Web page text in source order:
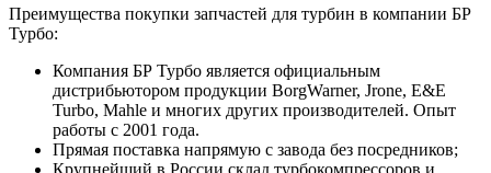
Преимущества покупки запчастей для турбин в компании БР
Турбо:
Компания БР Турбо является официальным
дистрибьютором продукции BorgWarner, Jrone, E&E
Turbo, Mahle и многих других производителей. Опыт
работы с 2001 года.
Прямая поставка напрямую с завода без посредников;
Крупнейший в России склад турбокомпрессоров и